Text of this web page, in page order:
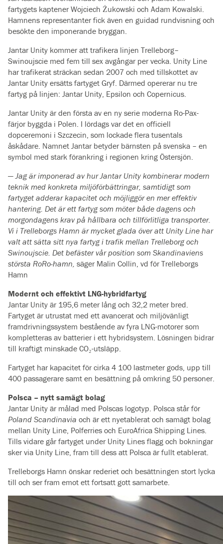
fartygets kaptener Wojciech Żukowski och Adam Kowalski.
Hamnens representanter fick även en guidad rundvisning och
besökte den imponerande bryggan.
Jantar Unity kommer att trafikera linjen Trelleborg–
Swinoujscie med fem till sex avgångar per vecka. Unity Line
har trafikerat sträckan sedan 2007 och med tillskottet av
Jantar Unity ersätts fartyget Gryf. Därmed opererar nu tre
fartyg på linjen: Jantar Unity, Epsilon och Copernicus.
Jantar Unity är den första av en ny serie moderna Ro-Pax-
färjor byggda i Polen. I lördags var det en officiell
dopceremoni i Szczecin, som lockade flera tusentals
åskådare. Namnet Jantar betyder bärnsten på svenska – en
symbol med stark förankring i regionen kring Östersjön.
—Jag är imponerad av hur Jantar Unity kombinerar modern
teknik med konkreta miljöförbättringar, samtidigt som
fartyget adderar kapacitet och möjliggör en mer effektiv
hantering. Det är ett fartyg som möter både dagens och
morgondagens krav på hållbara och tillförlitliga transporter.
Vi i Trelleborgs Hamn är mycket glada över att Unity Line har
valt att sätta sitt nya fartyg i trafik mellan Trelleborg och
Swinoujscie. Det befäster vår position som Skandinaviens
största RoRo-hamn, säger Malin Collin, vd för Trelleborgs
Hamn
Modernt och effektivt LNG-hybridfartyg
Jantar Unity är 195,6 meter lång och 32,2 meter bred.
Fartyget är utrustat med ett avancerat och miljövänligt
framdrivningssystem bestående av fyra LNG-motorer som
kompletteras av batterier i ett hybridsystem. Lösningen bidrar
till kraftigt minskade CO₂-utsläpp.
Fartyget har kapacitet för cirka 4 100 lastmeter gods, upp till
400 passagerare samt en besättning på omkring 50 personer.
Polsca – nytt samägt bolag
Jantar Unity är målad med Polscas logotyp. Polsca står för
Poland Scandinavia och är ett nyetablerat och samägt bolag
mellan Unity Line, Polferries och EuroAfrica Shipping Lines.
Tills vidare går fartyget under Unity Lines flagg och bokningar
sker via Unity Line, fram till dess att Polsca är fullt etablerat.
Trelleborgs Hamn önskar rederiet och besättningen stort lycka
till och ser fram emot ett fortsatt gott samarbete.